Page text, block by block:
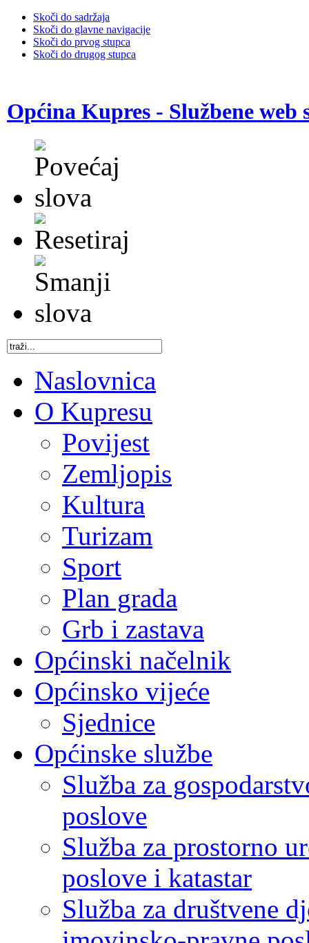
Skoči do sadržaja
Skoči do glavne navigacije
Skoči do prvog stupca
Skoči do drugog stupca
Općina Kupres - Službene web
Naslovnica
O Kupresu
Povijest
Zemljopis
Kultura
Turizam
Sport
Plan grada
Grb i zastava
Općinski načelnik
Općinsko vijeće
Sjednice
Općinske službe
Služba za
poslove
Služba za prostorno
poslove i katastar
Služba za društvene